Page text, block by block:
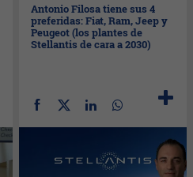
Antonio Filosa tiene sus 4
preferidas: Fiat, Ram, Jeep y
Peugeot (los plantes de
Stellantis de cara a 2030)